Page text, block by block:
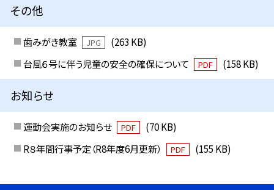
その他
歯みがき教室 JPG
(263 KB)
台風６号に伴う児童の安全の確保について
PDF (158 KB)
お知らせ
運動会実施のお知らせ PDF
(70 KB)
R８年間行事予定（R8年度6月更新）
PDF (155 KB)